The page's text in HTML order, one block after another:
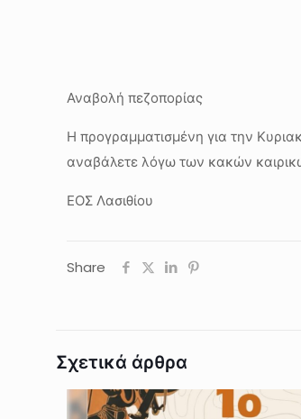
Αναβολή πεζοπορίας
Η προγραμματισμένη για την
αναβάλετε λόγω των κακών
ΕΟΣ Λασιθίου
Share
Σχετικά άρθρα